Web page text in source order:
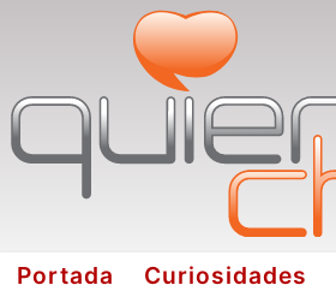
Portada Curiosidades